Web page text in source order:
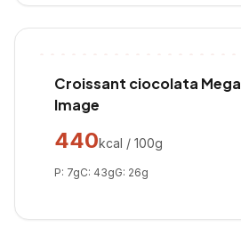
Croissant ciocolata Mega
Image
440kcal / 100g
P: 7gC: 43gG: 26g